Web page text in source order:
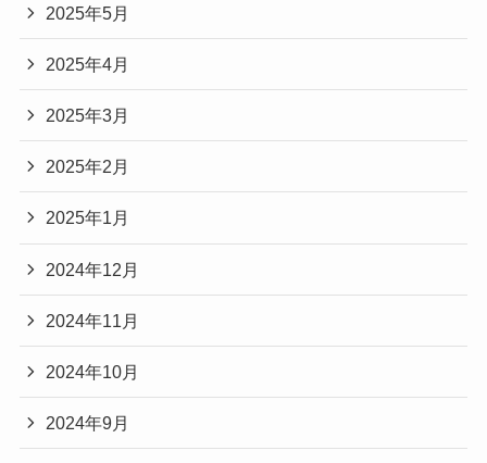
2025年5月
2025年4月
2025年3月
2025年2月
2025年1月
2024年12月
2024年11月
2024年10月
2024年9月